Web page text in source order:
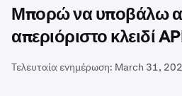
Μπορώ να υποβάλω
απεριόριστο κλειδί
Τελευταία ενημέρωση: March 31,